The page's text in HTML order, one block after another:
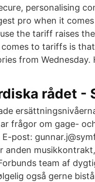
personalising
pro when it
the tariff raises
to tariffs is
from Wednesday.
rådet -
frågor om gage-
post:
anden
team af
også gerne